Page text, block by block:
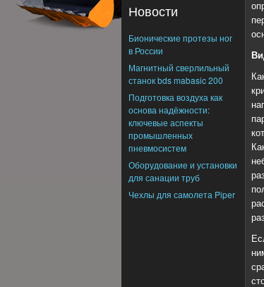
Новости
Бионические протезы ног
в России
Магнитный сверлильный
станок bds mabasic 200
Подготовка воздуха как
основа надёжности:
ключевые аспекты
промышленных
пневмосистем
Оборудование и установки
для санации труб
Чехлы для самолета Piper